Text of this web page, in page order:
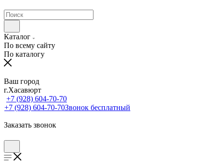
Каталог
По всему сайту
По каталогу
Ваш город
г.Хасавюрт
+7 (928) 604-70-70
+7 (928) 604-70-70Звонок бесплатный
Заказать звонок